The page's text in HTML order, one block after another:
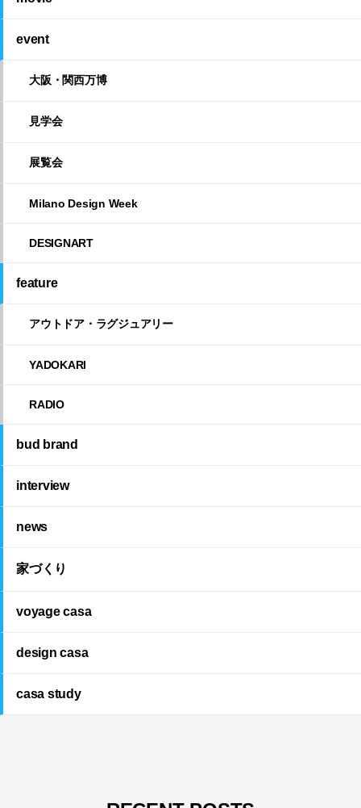
event
大阪・関西万博
見学会
展覧会
Milano Design Week
DESIGNART
feature
アウトドア・ラグジュアリー
YADOKARI
RADIO
bud brand
interview
news
家づくり
voyage casa
design casa
casa study